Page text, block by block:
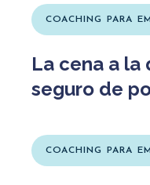
COACHING PARA
La cena a la
seguro de
COACHING PARA